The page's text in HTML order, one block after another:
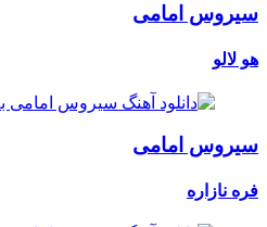
سیروس امامی
هو لالو
سیروس امامی
فره نازاره